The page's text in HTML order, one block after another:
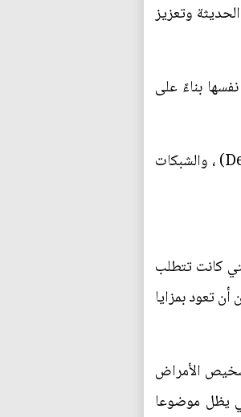
وتعزيز
بناءً على
يتضمّن الذكاء الاصطناعي مجموعة من التقنيات، مثل: التعلم الآلي (Machine Learning)، والتعلم العميق(Deep Learning) ، والشبكات
كانت تتطلب
تعود بمزايا
الأمراض
يظل موضوعا